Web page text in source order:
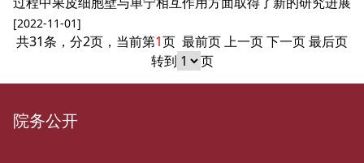
[2022-11-01]
共31条，分2页，当前第1页 最前页上一页下一页最后页
转到
页
院务公开